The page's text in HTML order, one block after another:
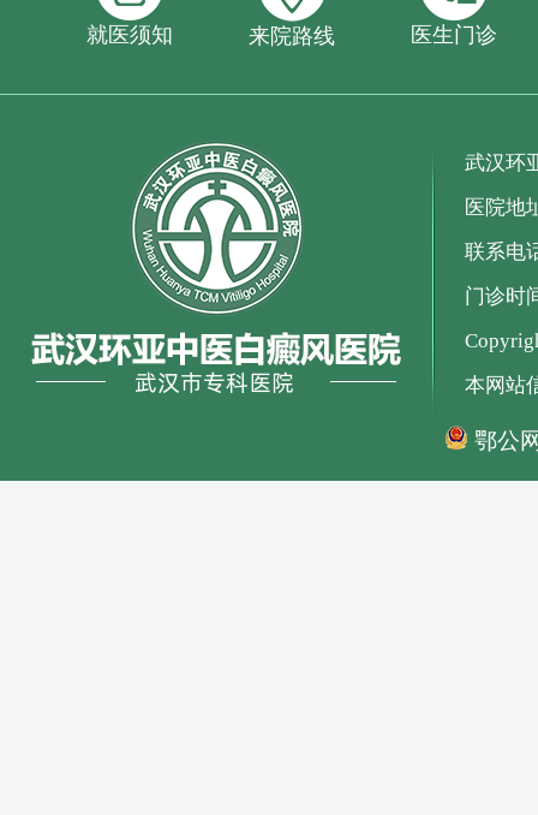
就医须知 来院路线 医生门诊
武汉环
医院地
联系电
门诊时
本网站
鄂公